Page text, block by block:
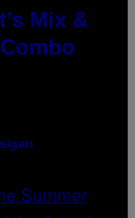
Mix &